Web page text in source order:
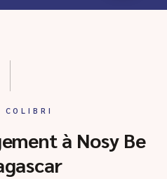
COLIBRI
à Nosy Be